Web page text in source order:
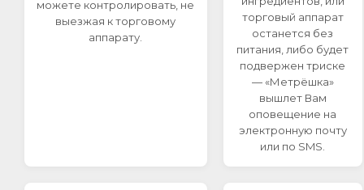
можете контролировать, не
выезжая к торговому
аппарату.
торговый аппарат
останется без
питания, либо будет
подвержен триске
— «Метрёшка»
вышлет Вам
оповещение на
электронную почту
или по SMS.